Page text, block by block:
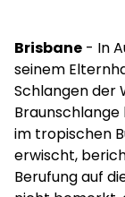
Brisbane - In
seinem
Schlangen der
im tropischen
erwischt,
Berufung auf